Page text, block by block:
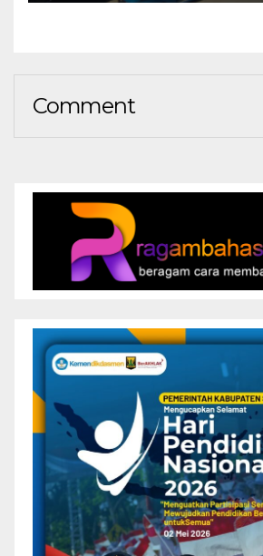
Comment